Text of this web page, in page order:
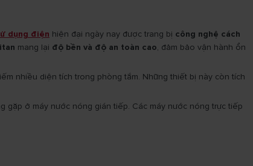
dụng điện hiện đại ngày nay được trang bị công nghệ cách
mang lại độ bền và độ an toàn cao, đảm bảo vận hành ổn
nhiều diện tích trong phòng tắm. Những thiết bị này còn tích
gặp ở máy nước nóng gián tiếp. Các máy nước nóng trực tiếp